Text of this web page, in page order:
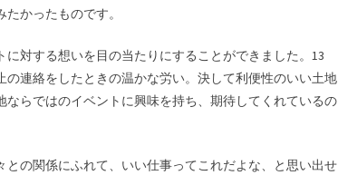
かったものです。
対する想いを目の当たりにすることができました。13
連絡をしたときの温かな労い。決して利便性のいい土地
らではのイベントに興味を持ち、期待してくれているの
の関係にふれて、いい仕事ってこれだよな、と思い出せ